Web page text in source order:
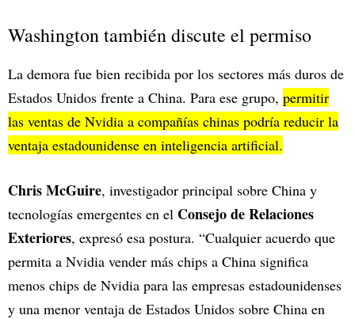
Washington también discute el permiso
La demora fue bien recibida por los sectores más duros de
Estados Unidos frente a China. Para ese grupo, permitir
las ventas de Nvidia a compañías chinas podría reducir la
ventaja estadounidense en inteligencia artificial.
Chris McGuire, investigador principal sobre China y
tecnologías emergentes en el Consejo de Relaciones
Exteriores, expresó esa postura. “Cualquier acuerdo que
permita a Nvidia vender más chips a China significa
menos chips de Nvidia para las empresas estadounidenses
y una menor ventaja de Estados Unidos sobre China en